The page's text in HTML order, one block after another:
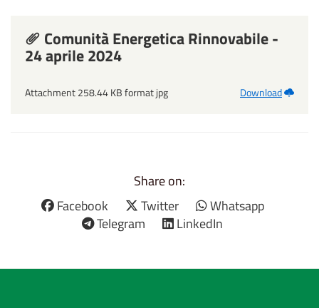
Comunità Energetica Rinnovabile -
24 aprile 2024
Attachment 258.44 KB format jpg Download
Share on:
Facebook
Twitter
Whatsapp
Telegram
LinkedIn